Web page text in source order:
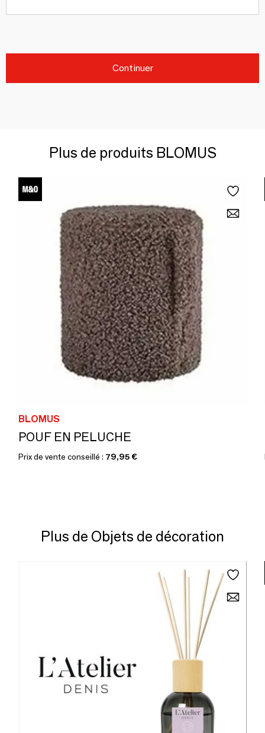
Continuer
Plus de produits BLOMUS
BLOMUS
POUF EN PELUCHE
Prix de vente conseillé : 79,95 €
Plus de Objets de décoration